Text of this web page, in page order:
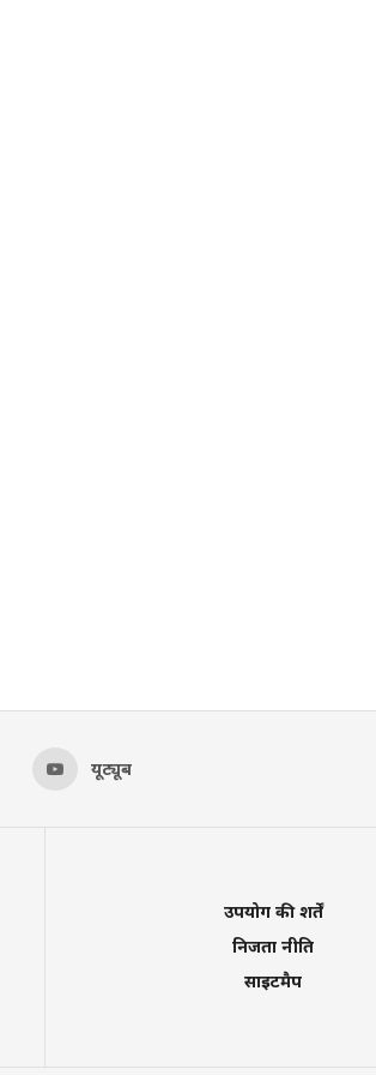
यूट्यूब
उपयोग की शर्तें
निजता नीति
साइटमैप